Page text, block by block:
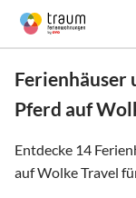
Ferienhäuser
Pferd auf
Entdecke 14
auf Wolke Travel